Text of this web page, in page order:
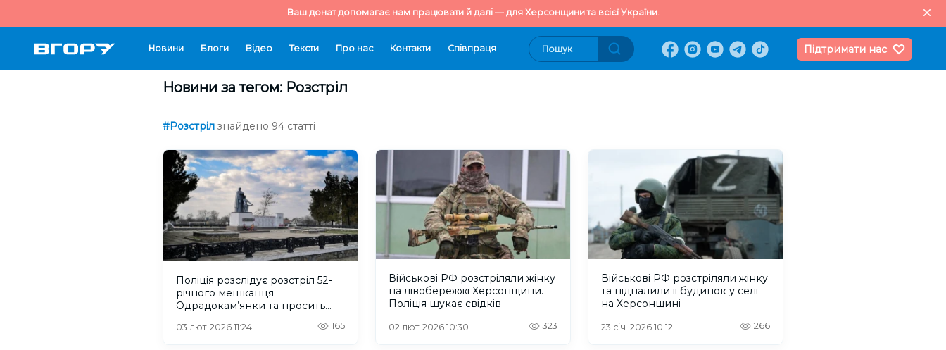
Ваш донат допомагає нам працювати й далі — для Херсонщини та всієї України.
Новини Блоги Відео Тексти Про нас Контакти Cпівпраця Підтримати нас
Новини за тегом: Розстріл
#Розстріл знайдено 94 статті
Поліція розслідує розстріл 52-
річного мешканця
Одрадокам’янки та просить
03 лют. 2026 11:24 165
Військові РФ розстріляли жінку
на лівобережжі Херсонщини.
Поліція шукає свідків
02 лют. 2026 10:30 323
Військові РФ розстріляли жінку
та підпалили її будинок у селі
на Херсонщині
23 січ. 2026 10:12 266